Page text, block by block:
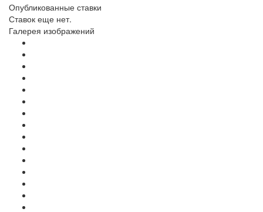
Опубликованные ставки
Ставок еще нет.
Галерея изображений